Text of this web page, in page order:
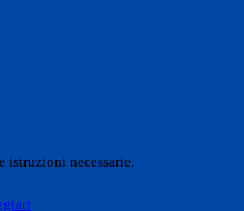
istruzioni necessarie.